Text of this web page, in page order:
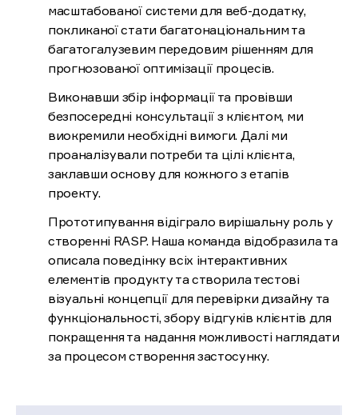
масштабованої системи для веб-додатку,
покликаної стати багатонаціональним та
багатогалузевим передовим рішенням для
прогнозованої оптимізації процесів.
Виконавши збір інформації та провівши
безпосередні консультації з клієнтом, ми
виокремили необхідні вимоги. Далі ми
проаналізували потреби та цілі клієнта,
заклавши основу для кожного з етапів
проекту.
Прототипування відіграло вирішальну роль у
створенні RASP. Наша команда відобразила та
описала поведінку всіх інтерактивних
елементів продукту та створила тестові
візуальні концепції для перевірки дизайну та
функціональності, збору відгуків клієнтів для
покращення та надання можливості наглядати
за процесом створення застосунку.